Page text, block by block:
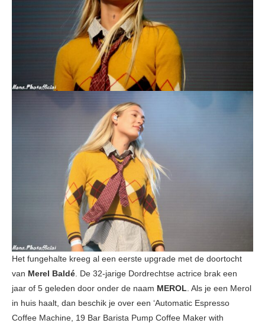
Het fungehalte kreeg al een eerste upgrade met de doortocht
van Merel Baldé . De 32-jarige Dordrechtse actrice brak een
jaar of 5 geleden door onder de naam MEROL . Als je een Merol
in huis haalt, dan beschik je over een ‘Automatic Espresso
Coffee Machine, 19 Bar Barista Pump Coffee Maker with